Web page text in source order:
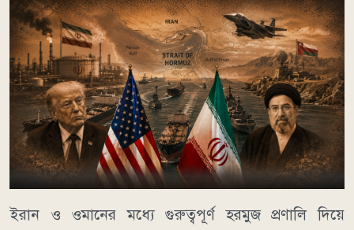
ইরান ও ওমানের মধ্যে গুরুত্বপূর্ণ হরমুজ প্রণালি দিয়ে